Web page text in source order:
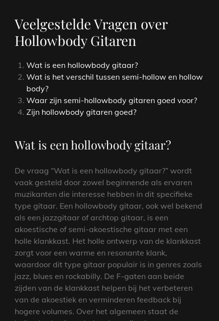
Veelgestelde Vragen over
Hollowbody Gitaren
Wat is een hollowbody gitaar?
Wat is het verschil tussen semi-hollow en hollow
body?
Waar zijn semi-hollowbody gitaren goed voor?
Zijn hollowbody gitaren goed?
Wat is een hollowbody gitaar?
De vraag “Wat is een hollowbody gitaar?” wordt
vaak gesteld door zowel beginnende als ervaren
muzikanten die interesse hebben in dit specifieke
type gitaar. Een hollowbody gitaar, ook wel bekend
als een jazzgitaar of archtop gitaar, is een
akoestische of semi-akoestische gitaar met een
holle klankkast. Het holle ontwerp van de klankkast
zorgt voor een warme en resonante klank,
waardoor dit type gitaar populair is in genres zoals
jazz, blues en rockabilly. De F-gaten aan beide
zijden van de klankkast helpen bij het verbeteren
van de akoestiek en verminderen feedback bij
hogere volumes. Over het algemeen staat de